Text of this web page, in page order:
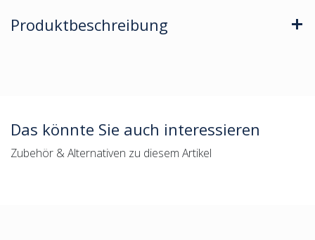
Produktbeschreibung
Das könnte Sie auch interessieren
Zubehör & Alternativen zu diesem Artikel